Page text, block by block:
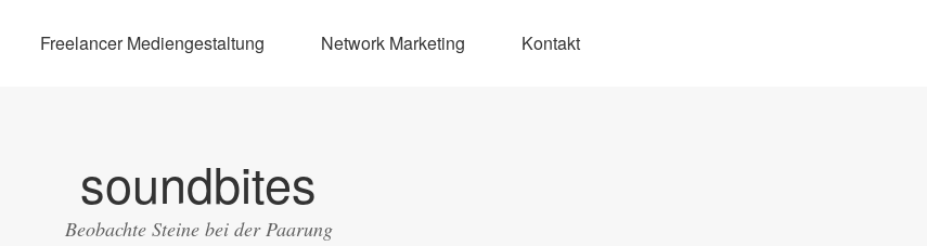
Freelancer Mediengestaltung Network Marketing Kontakt
soundbites
Beobachte Steine bei der Paarung